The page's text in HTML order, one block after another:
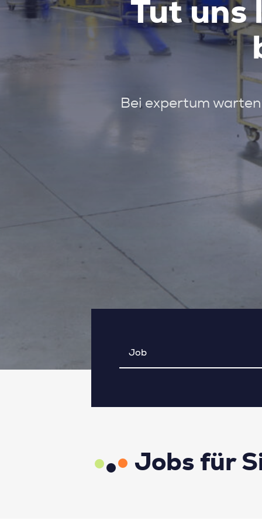
Tut uns
Bei expertum